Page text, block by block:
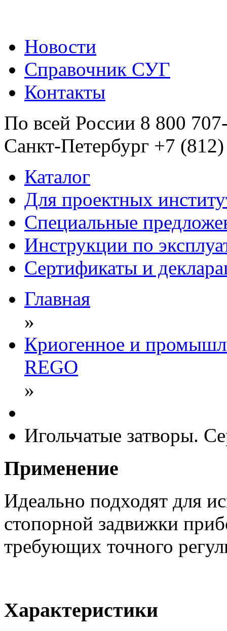
Новости
Справочник СУГ
Контакты
По всей России 8 800
Санкт-Петербург +7
Каталог
Для проектных
Специальные
Инструкции по
Сертификаты и
Главная
»
Криогенное и
REGO
»
Игольчатые затворы.
Применение
Идеально подходят для
стопорной задвижки
требующих точного
Характеристики